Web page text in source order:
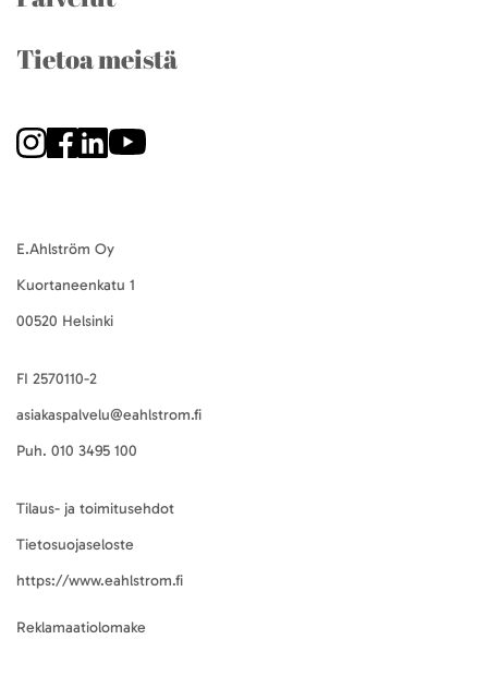
Tietoa meistä
E.Ahlström Oy
Kuortaneenkatu 1
00520 Helsinki
FI 2570110-2
asiakaspalvelu@eahlstrom.fi
Puh. 010 3495 100
Tilaus- ja toimitusehdot
Tietosuojaseloste
https://www.eahlstrom.fi
Reklamaatiolomake